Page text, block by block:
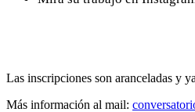
Las inscripciones son aranceladas y
Más información al mail: